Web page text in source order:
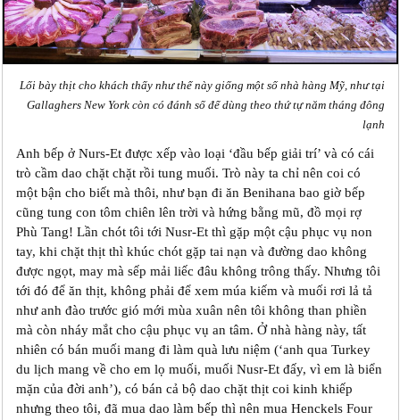
Lối bày thịt cho khách thấy như thế này giống một số nhà hàng Mỹ, như tại
Gallaghers New York còn có đánh số để dùng theo thứ tự năm tháng đông
lạnh
Anh bếp ở Nurs-Et được xếp vào loại ‘đầu bếp giải trí’ và có cái
trò cầm dao chặt chặt rồi tung muối. Trò này ta chỉ nên coi có
một bận cho biết mà thôi, như bạn đi ăn Benihana bao giờ bếp
cũng tung con tôm chiên lên trời và hứng bằng mũ, đồ mọi rợ
Phù Tang! Lần chót tôi tới Nusr-Et thì gặp một cậu phục vụ non
tay, khi chặt thịt thì khúc chót gặp tai nạn và đường dao không
được ngọt, may mà sếp mải liếc đâu không trông thấy. Nhưng tôi
tới đó để ăn thịt, không phải để xem múa kiếm và muối rơi lả tả
như anh đào trước gió mới mùa xuân nên tôi không than phiền
mà còn nháy mắt cho cậu phục vụ an tâm. Ở nhà hàng này, tất
nhiên có bán muối mang đi làm quà lưu niệm (‘anh qua Turkey
du lịch mang về cho em lọ muối, muối Nusr-Et đấy, vì em là biển
mặn của đời anh’), có bán cả bộ dao chặt thịt coi kinh khiếp
nhưng theo tôi, đã mua dao làm bếp thì nên mua Henckels Four